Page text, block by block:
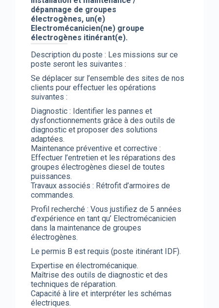
dépannage de groupes
électrogènes, un(e)
Electromécanicien(ne) groupe
électrogènes itinérant(e).
Description du poste : Les missions sur ce
poste seront les suivantes :
Se déplacer sur l’ensemble des sites de nos
clients pour effectuer les opérations
suivantes :
Diagnostic : Identifier les pannes et
dysfonctionnements grâce à des outils de
diagnostic et proposer des solutions
adaptées.
Maintenance préventive et corrective :
Effectuer l’entretien et les réparations des
groupes électrogènes diesel de toutes
puissances.
Travaux associés : Rétrofit d’armoires de
commandes.
Profil recherché : Vous justifiez de 5 années
d’expérience en tant qu’ Electromécanicien
dans la maintenance de groupes
électrogènes.
Le permis B est requis (poste itinérant IDF).
Expertise en électromécanique.
Maîtrise des outils de diagnostic et des
techniques de réparation.
Capacité à lire et interpréter les schémas
électriques.